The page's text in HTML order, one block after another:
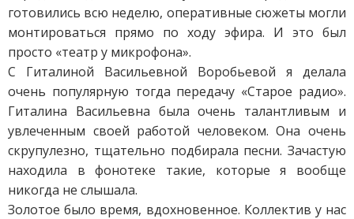
готовились всю неделю, оперативные сюжеты могли
монтироваться прямо по ходу эфира. И это был
просто «театр у микрофона».
С Гиталиной Васильевной Воробьевой я делала
очень популярную тогда передачу «Старое радио».
Гиталина Васильевна была очень талантливым и
увлеченным своей работой человеком. Она очень
скрупулезно, тщательно подбирала песни. Зачастую
находила в фонотеке такие, которые я вообще
никогда не слышала.
Золотое было время, вдохновенное. Коллектив у нас